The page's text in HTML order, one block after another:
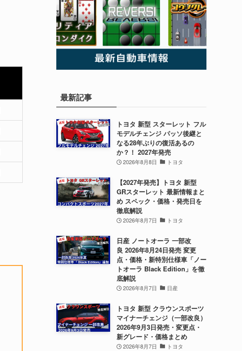
最新記事
トヨタ 新型 スターレット フル
モデルチェンジ パッソ後継と
なる28年ぶりの復活あるの
か？！ 2027年発売
2026年8月8日 トヨタ
【2027年発売】トヨタ 新型
GRスターレット 最新情報まと
め スペック・価格・発売日を
徹底解説
2026年8月7日 トヨタ
日産 ノートオーラ 一部改
良 2026年8月24日発売 変更
点・価格・新特別仕様車「ノー
トオーラ Black Edition」を徹
底解説
2026年8月7日 日産
トヨタ 新型 クラウンスポーツ
マイナーチェンジ（一部改良）
2026年9月3日発売・変更点・
新グレード・価格まとめ
2026年8月7日 トヨタ